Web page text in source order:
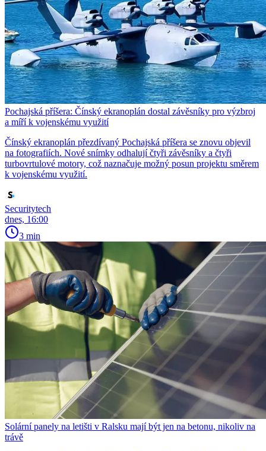
Pochajská příšera: Čínský ekranoplán dostal závěsníky pro výzbroj
a míří k vojenskému využití
Čínský ekranoplán přezdívaný Pochajská příšera se znovu objevil
na fotografiích. Nové snímky odhalují čtyři závěsníky a čtyři
turbovrtulové motory, což naznačuje možný posun projektu směrem
k vojenskému využití.
Securitytech
dnes, 16:00
3 min
Solární panely na letišti v Ralsku mají být jen na betonu, nikoliv na
trávě